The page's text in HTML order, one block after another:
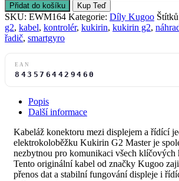
Přidat do košíku Kup Teď
SKU: EWM164 Kategorie: Díly Kugoo
g2, kabel, kontrolér, kukirin, kukirin g2,
řadič, smartgyro
EAN
8435764429460
Popis
Další informace
Kabeláž konektoru mezi displejem a řídící
elektrokoloběžku Kukirin G2 Master je
nezbytnou pro komunikaci všech klíčových
Tento originální kabel od značky Kugoo
přenos dat a stabilní fungování displeje i